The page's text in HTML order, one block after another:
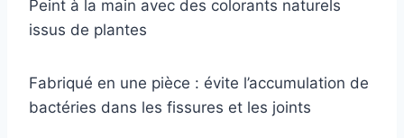
Peint à la main avec des colorants naturels
issus de plantes
Fabriqué en une pièce : évite l’accumulation de
bactéries dans les fissures et les joints